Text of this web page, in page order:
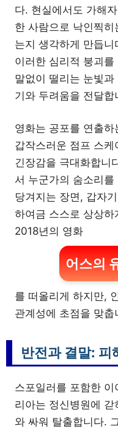
다. 현실에서도 가해
한 사람으로 낙인찍
는지 생각하게 만듭
이러한 심리적 붕괴
말없이 떨리는 눈빛
기와 두려움을 전달합
영화는 공포를 연출
갑작스러운 점프 스
긴장감을 극대화합니
서 누군가의 숨소리
당겨지는 장면, 갑자
하여금 스스로 상상
2018년의 영화
어스의
를 떠올리게 하지만,
관계성에 초점을 맞춥
반전과 결말: 피
스포일러를 포함한
리아는 정신병원에
와 싸워 탈출합니다.